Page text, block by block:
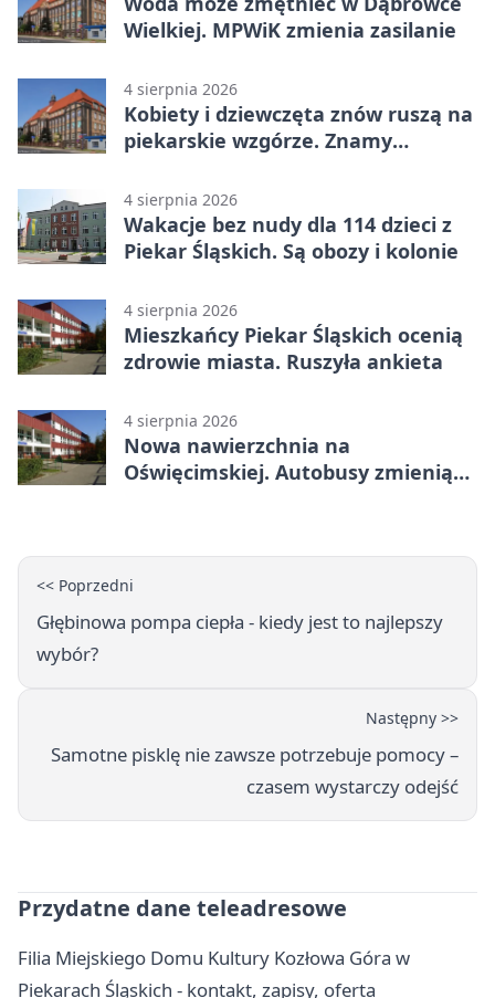
Wielkiej. MPWiK zmienia zasilanie
4 sierpnia 2026
Kobiety i dziewczęta znów ruszą na
piekarskie wzgórze. Znamy
4 sierpnia 2026
Wakacje bez nudy dla 114 dzieci z
Piekar Śląskich. Są obozy i kolonie
4 sierpnia 2026
Mieszkańcy Piekar Śląskich ocenią
zdrowie miasta. Ruszyła ankieta
4 sierpnia 2026
Nowa nawierzchnia na
Oświęcimskiej. Autobusy zmienią
<< Poprzedni
Głębinowa pompa ciepła - kiedy jest to najlepszy
wybór?
Następny >>
Samotne pisklę nie zawsze potrzebuje pomocy –
czasem wystarczy odejść
Przydatne dane teleadresowe
Filia Miejskiego Domu Kultury Kozłowa Góra w
Piekarach Śląskich - kontakt, zapisy, oferta